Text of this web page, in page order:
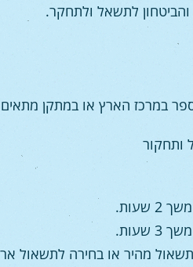
לתשאל ולתחקר.
במרכז הארץ או במתקן מתאים
ותחקור
תשאול מהיר או בחירה לתשאול